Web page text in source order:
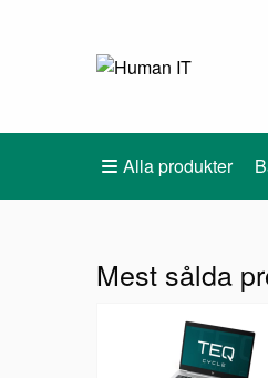
Alla produkter
Mest sålda